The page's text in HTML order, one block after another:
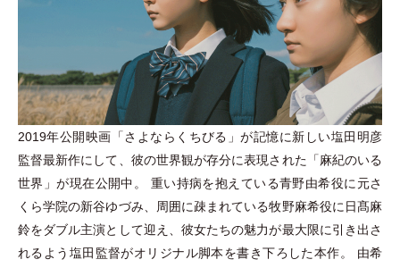
2019年公開映画 「さよならくちびる 」が記憶に新しい塩田明彦
監督最新作にして、彼の世界観が存分に表現された 「麻紀のいる
世界 」が現在公開中。 重い持病を抱えている青野由希役に元さ
くら学院の新谷ゆづみ、周囲に疎まれている牧野麻希役に日髙麻
鈴をダブル主演として迎え、彼女たちの魅力が最大限に引き出さ
れるよう塩田監督がオリジナル脚本を書き下ろした本作。 由希